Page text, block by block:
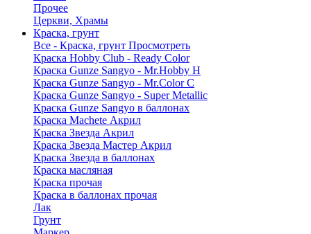
Прочее
Церкви, Храмы
Краска, грунт
Все - Краска, грунт Просмотреть
Краска Hobby Club - Ready Color
Краска Gunze Sangyo - Mr.Hobby H
Краска Gunze Sangyo - Mr.Color C
Краска Gunze Sangyo - Super Metallic
Краска Gunze Sangyo в баллонах
Краска Machete Акрил
Краска Звезда Акрил
Краска Звезда Мастер Акрил
Краска Звезда в баллонах
Краска масляная
Краска прочая
Краска в баллонах прочая
Лак
Грунт